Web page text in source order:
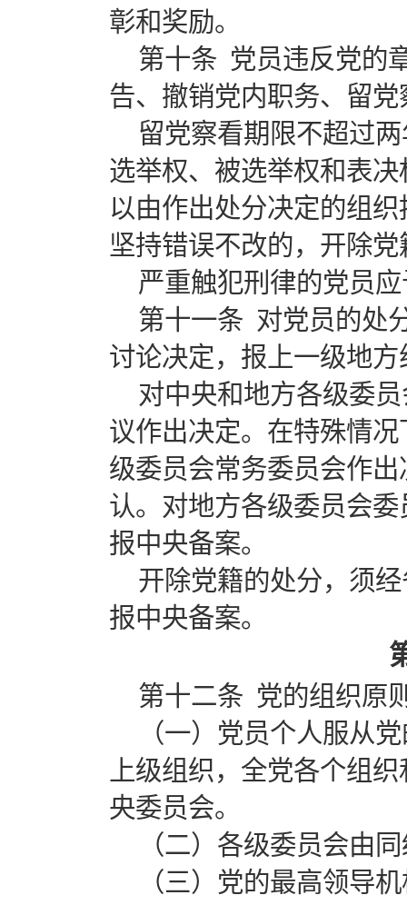
彰和奖励。
第十条 党员违反党的
告、撤销党内职务、留
留党察看期限不超过
选举权、被选举权和表
以由作出处分决定的组
坚持错误不改的，开除党
严重触犯刑律的党员
第十一条 对党员的处
讨论决定，报上一级地
对中央和地方各级委
议作出决定。在特殊情
级委员会常务委员会作
认。对地方各级委员会
报中央备案。
开除党籍的处分，须
报中央备案。
第十二条 党的组织原
（一）党员个人服从
上级组织，全党各个组
央委员会。
（二）各级委员会由
（三）党的最高领导